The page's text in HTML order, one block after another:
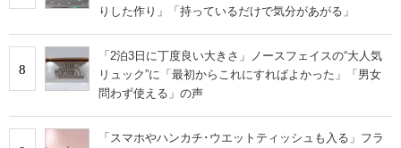
りした作り」「持っているだけで気分があがる」
8
「2泊3日に丁度良い大きさ」ノースフェイスの“大人気
リュック”に「最初からこれにすればよかった」「男女
問わず使える」の声
「スマホやハンカチ･ウエットティッシュも入る」フラ